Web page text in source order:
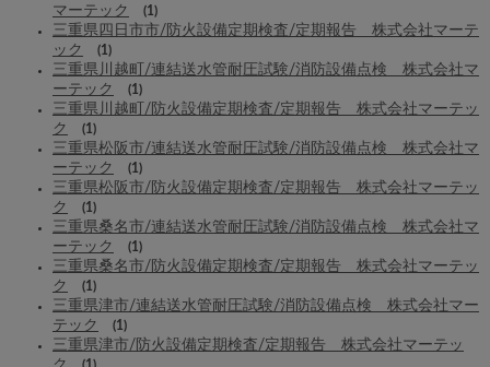
マーテック
(1)
三重県四日市市/防火設備定期検査/定期報告 株式会社マーテ
ック
(1)
三重県川越町/連結送水管耐圧試験/消防設備点検 株式会社マ
ーテック
(1)
三重県川越町/防火設備定期検査/定期報告 株式会社マーテッ
ク
(1)
三重県松阪市/連結送水管耐圧試験/消防設備点検 株式会社マ
ーテック
(1)
三重県松阪市/防火設備定期検査/定期報告 株式会社マーテッ
ク
(1)
三重県桑名市/連結送水管耐圧試験/消防設備点検 株式会社マ
ーテック
(1)
三重県桑名市/防火設備定期検査/定期報告 株式会社マーテッ
ク
(1)
三重県津市/連結送水管耐圧試験/消防設備点検 株式会社マー
テック
(1)
三重県津市/防火設備定期検査/定期報告 株式会社マーテッ
(1)